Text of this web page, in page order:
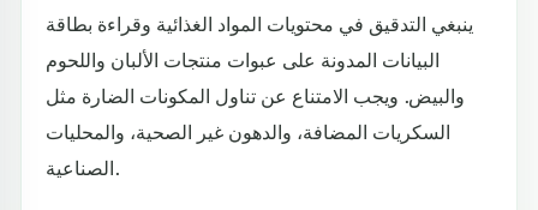
ينبغي التدقيق في محتويات المواد الغذائية وقراءة بطاقة
البيانات المدونة على عبوات منتجات الألبان واللحوم
والبيض. ويجب الامتناع عن تناول المكونات الضارة مثل
السكريات المضافة، والدهون غير الصحية، والمحليات
الصناعية.